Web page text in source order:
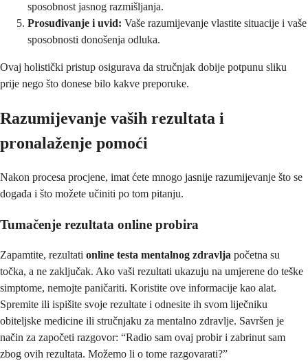
sposobnost jasnog razmišljanja.
Prosuđivanje i uvid: Vaše razumijevanje vlastite situacije i vaše
sposobnosti donošenja odluka.
Ovaj holistički pristup osigurava da stručnjak dobije potpunu sliku
prije nego što donese bilo kakve preporuke.
Razumijevanje vaših rezultata i
pronalaženje pomoći
Nakon procesa procjene, imat ćete mnogo jasnije razumijevanje što se
događa i što možete učiniti po tom pitanju.
Tumačenje rezultata online probira
Zapamtite, rezultati online testa mentalnog zdravlja početna su
točka, a ne zaključak. Ako vaši rezultati ukazuju na umjerene do teške
simptome, nemojte paničariti. Koristite ove informacije kao alat.
Spremite ili ispišite svoje rezultate i odnesite ih svom liječniku
obiteljske medicine ili stručnjaku za mentalno zdravlje. Savršen je
način za započeti razgovor: “Radio sam ovaj probir i zabrinut sam
zbog ovih rezultata. Možemo li o tome razgovarati?”